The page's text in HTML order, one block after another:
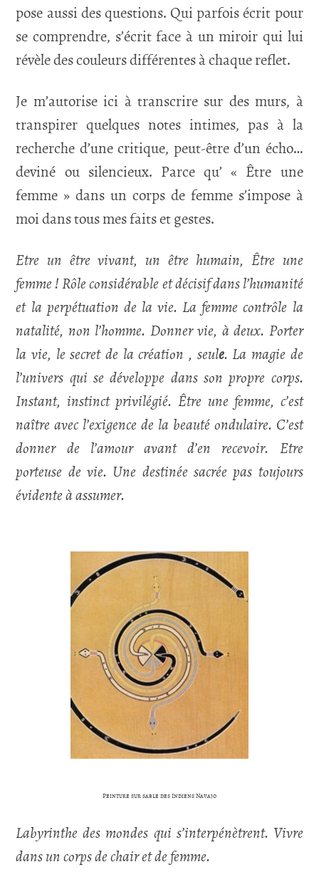
pose aussi des questions. Qui parfois écrit pour
se comprendre, s’écrit face à un miroir qui lui
révèle des couleurs différentes à chaque reflet.
Je m’autorise ici à transcrire sur des murs, à
transpirer quelques notes intimes, pas à la
recherche d’une critique, peut-être d’un écho…
deviné ou silencieux. Parce qu’ « Être une
femme » dans un corps de femme s’impose à
moi dans tous mes faits et gestes.
Etre un être vivant, un être humain, Être une
femme ! Rôle considérable et décisif dans l’humanité
et la perpétuation de la vie. La femme contrôle la
natalité, non l’homme. Donner vie, à deux. Porter
la vie, le secret de la création , seule. La magie de
l’univers qui se développe dans son propre corps.
Instant, instinct privilégié. Être une femme, c’est
naître avec l’exigence de la beauté ondulaire. C’est
donner de l’amour avant d’en recevoir. Etre
porteuse de vie. Une destinée sacrée pas toujours
évidente à assumer.
Peinture sur sable des Indiens Navajo
Labyrinthe des mondes qui s’interpénètrent. Vivre
dans un corps de chair et de femme.